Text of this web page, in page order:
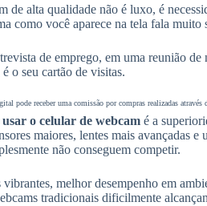
de alta qualidade não é luxo, é
como você aparece na tela fala muito
de emprego, em uma reunião
o seu cartão de visitas.
pode receber uma comissão por compras realizadas
usar o celular de webcam é a
maiores, lentes mais avançadas
não conseguem competir.
melhor desempenho em
tradicionais dificilmente